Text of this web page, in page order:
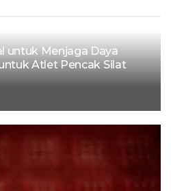
untuk Menjaga Daya
Atlet Pencak Silat